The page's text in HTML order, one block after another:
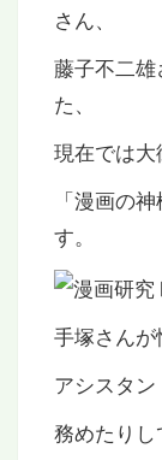
さん、
藤子不二
た、
現在では
「漫画の
す。
手塚さん
アシスタ
務めたりし